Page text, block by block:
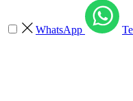
WhatsApp